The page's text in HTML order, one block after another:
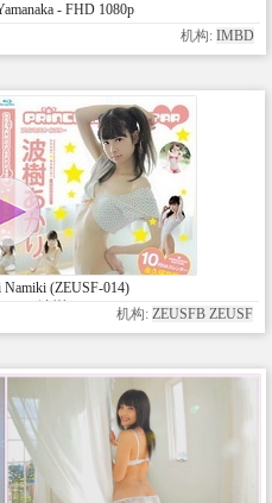
- FHD 1080p
机构: IMBD
(ZEUSF-014)
ター 波樹あかり BD机构: ZEUSFB ZEUSF